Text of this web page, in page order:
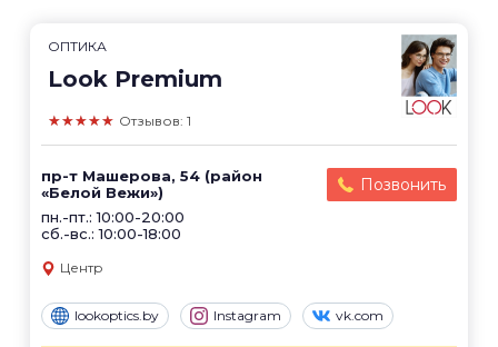
ОПТИКА
Look Premium
★★★★★ Отзывов: 1
пр-т Машерова, 54 (район
«Белой Вежи»)
пн.-пт.: 10:00-20:00
сб.-вс.: 10:00-18:00
Позвонить
Центр
lookoptics.by Instagram vk.com